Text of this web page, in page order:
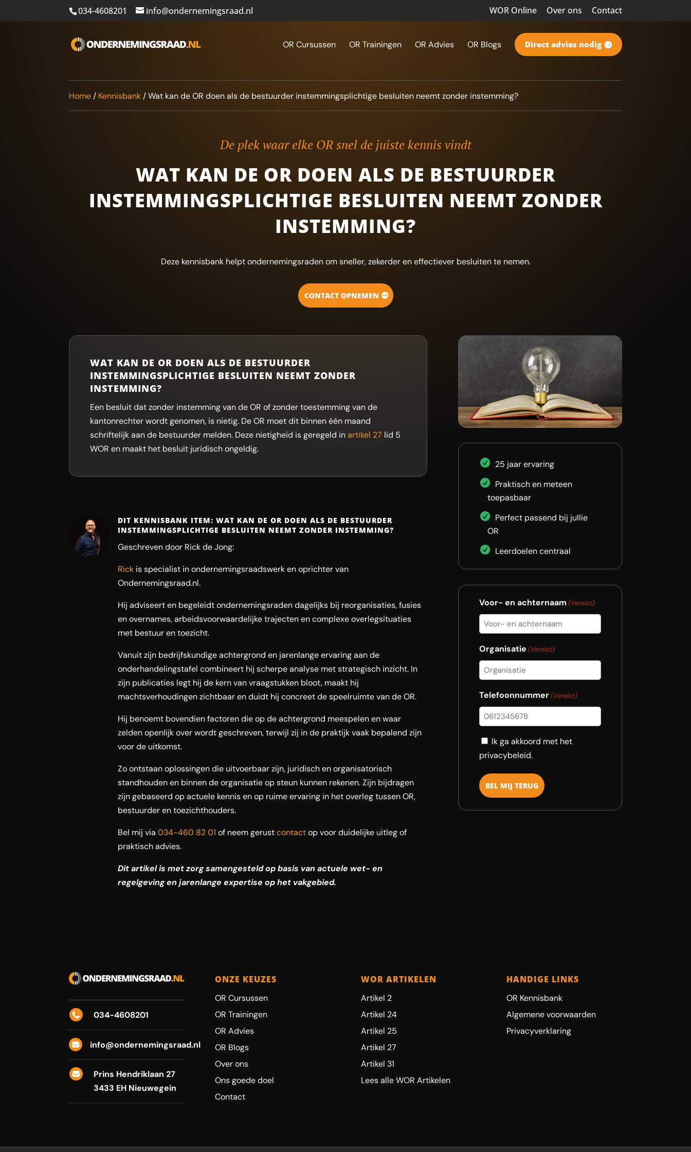
034-4608201 info@ondernemingsraad.nl WOR Online Over ons Contact
OR Cursussen OR Trainingen OR Advies OR Blogs Direct advies nodig
Home / Kennisbank /Wat kan de OR doen als de bestuurder instemmingsplichtige besluiten neemt zonder instemming?
De plek waar elke OR snel de juiste kennis vindt
WAT KAN DE OR DOEN ALS DE BESTUURDER
INSTEMMINGSPLICHTIGE BESLUITEN NEEMT ZONDER
INSTEMMING?
Deze kennisbank helpt ondernemingsraden om sneller, zekerder en effectiever besluiten te nemen.
CONTACT OPNEMEN
WAT KAN DE OR DOEN ALS DE BESTUURDER
INSTEMMINGSPLICHTIGE BESLUITEN NEEMT ZONDER
INSTEMMING?
Een besluit dat zonder instemming van de OR of zonder toestemming van de
kantonrechter wordt genomen, is nietig. De OR moet dit binnen één maand
schriftelijk aan de bestuurder melden. Deze nietigheid is geregeld inartikel 27 lid 5
WOR en maakt het besluit juridisch ongeldig.
DIT KENNISBANK ITEM: WAT KAN DE OR DOEN ALS DE BESTUURDER
INSTEMMINGSPLICHTIGE BESLUITEN NEEMT ZONDER INSTEMMING?
Geschreven door Rick de Jong:
Rick is specialist in ondernemingsraadswerk en oprichter van
Ondernemingsraad.nl.
Hij adviseert en begeleidt ondernemingsraden dagelijks bij reorganisaties, fusies
en overnames, arbeidsvoorwaardelijke trajecten en complexe overlegsituaties
met bestuur en toezicht.
Vanuit zijn bedrijfskundige achtergrond en jarenlange ervaring aan de
onderhandelingstafel combineert hij scherpe analyse met strategisch inzicht. In
zijn publicaties legt hij de kern van vraagstukken bloot, maakt hij
machtsverhoudingen zichtbaar en duidt hij concreet de speelruimte van de OR.
Hij benoemt bovendien factoren die op de achtergrond meespelen en waar
zelden openlijk over wordt geschreven, terwijl zij in de praktijk vaak bepalend zijn
voor de uitkomst.
Zo ontstaan oplossingen die uitvoerbaar zijn, juridisch en organisatorisch
standhouden en binnen de organisatie op steun kunnen rekenen. Zijn bijdragen
zijn gebaseerd op actuele kennis en op ruime ervaring in het overleg tussen OR,
bestuurder en toezichthouders.
Bel mij via034-460 82 01 of neem gerustcontactop voor duidelijke uitleg of
praktisch advies.
Dit artikel is met zorg samengesteld op basis van actuele wet- en
regelgeving en jarenlange expertise op het vakgebied.
25 jaar ervaring
Praktisch en meteen
toepasbaar
Perfect passend bij jullie
OR
Leerdoelen centraal
Voor- en achternaam (Vereist)
Organisatie (Vereist)
Telefoonnummer (Vereist)
Consent
Ik ga akkoord met het
privacybeleid.
 034-4608201
 info@ondernemingsraad.nl

Prins Hendriklaan 27
3433 EH Nieuwegein
ONZE KEUZES
OR Cursussen
OR Trainingen
OR Advies
OR Blogs
Over ons
Ons goede doel
Contact
WOR ARTIKELEN
Artikel 2
Artikel 24
Artikel 25
Artikel 27
Artikel 31
Lees alle WOR Artikelen
HANDIGE LINKS
OR Kennisbank
Algemene voorwaarden
Privacyverklaring